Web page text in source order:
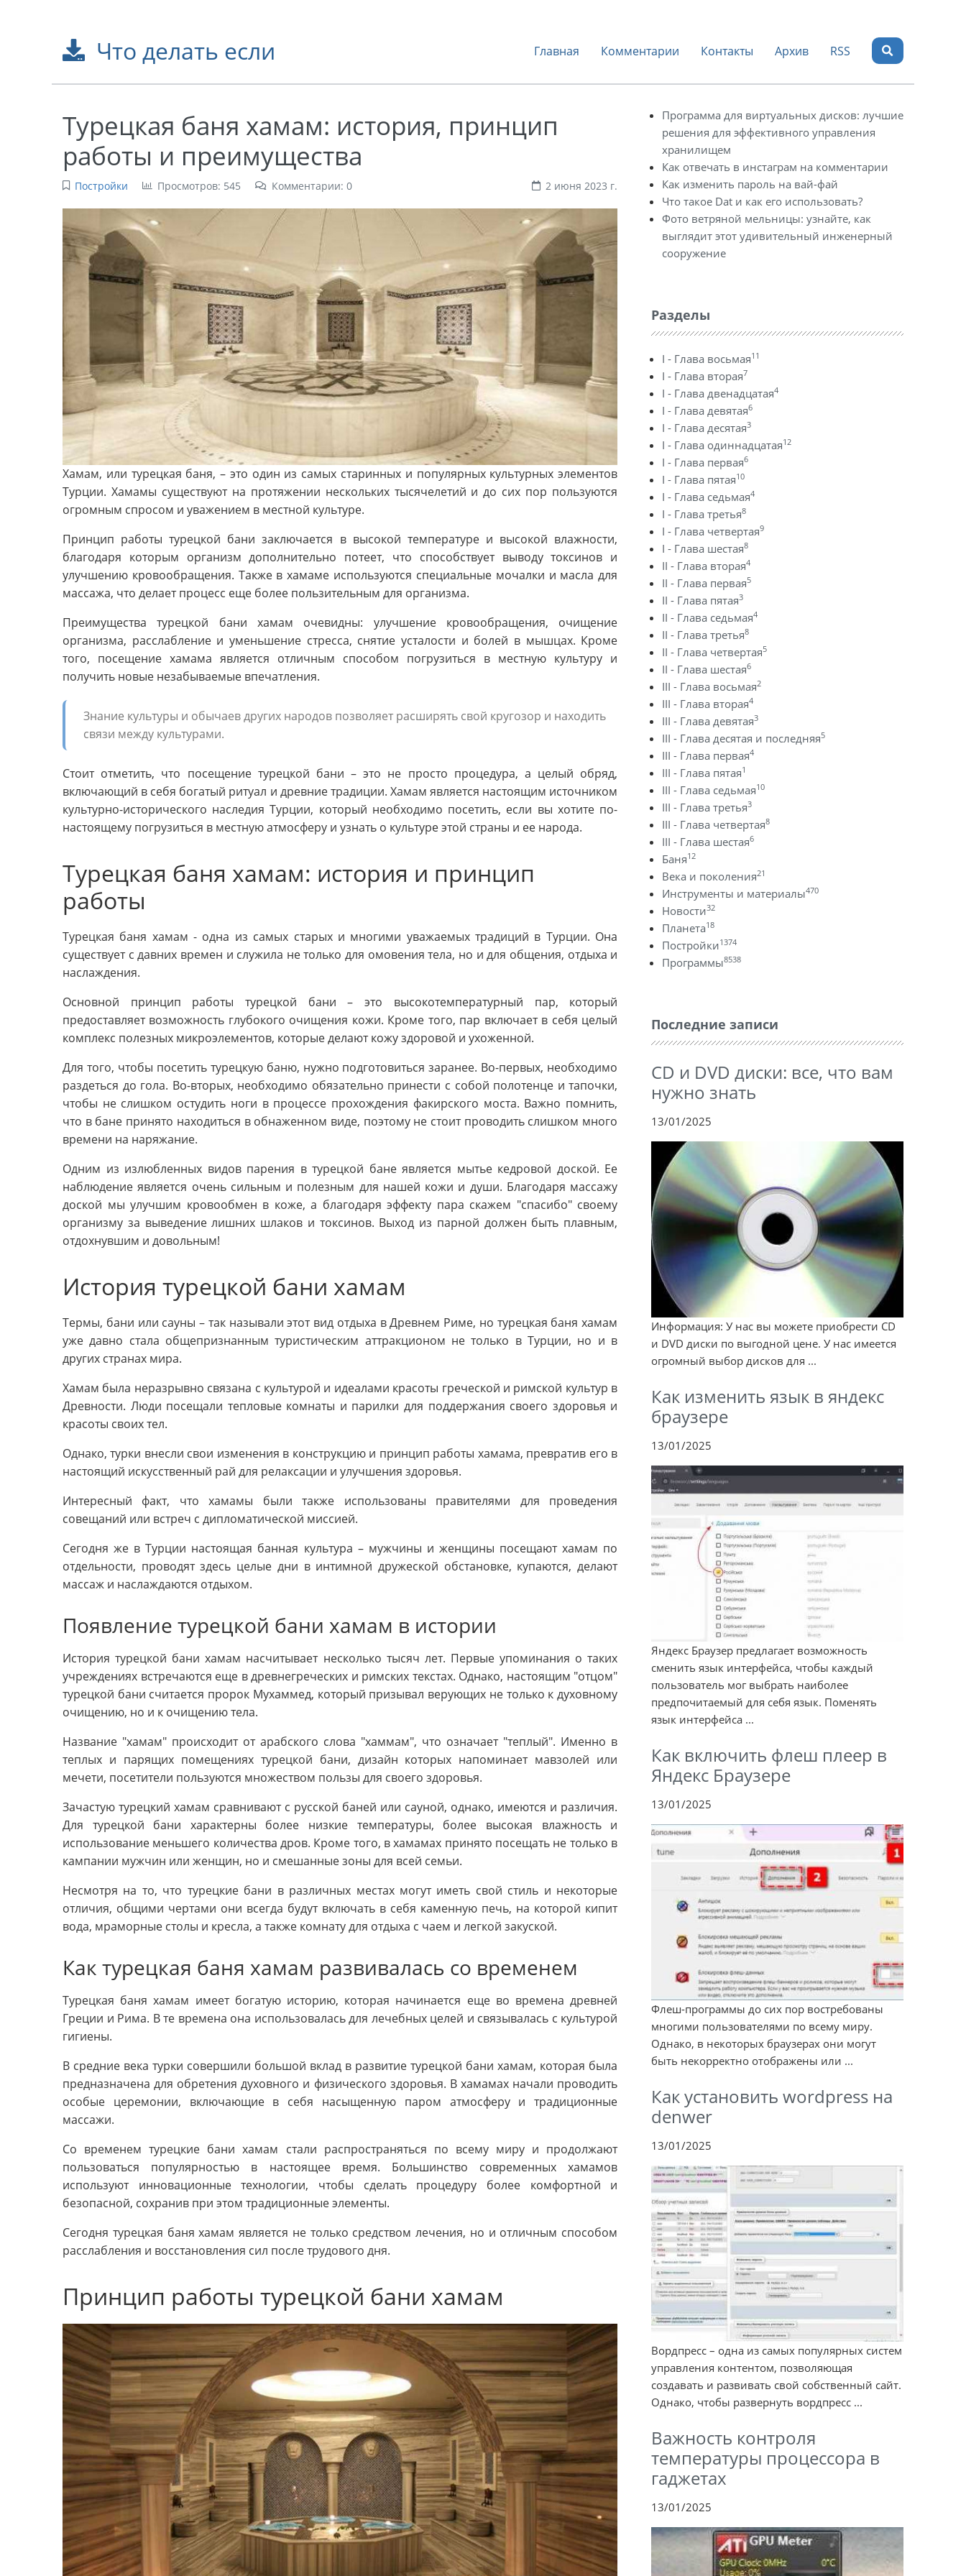
Что делать если Главная Комментарии Контакты Архив RSS
Турецкая баня хамам: история, принцип
работы и преимущества
Постройки Просмотров: 545 Комментарии: 0 2 июня 2023 г.
Хамам, или турецкая баня, – это один из самых старинных и популярных культурных элементов
Турции. Хамамы существуют на протяжении нескольких тысячелетий и до сих пор пользуются
огромным спросом и уважением в местной культуре.
Принцип работы турецкой бани заключается в высокой температуре и высокой влажности,
благодаря которым организм дополнительно потеет, что способствует выводу токсинов и
улучшению кровообращения. Также в хамаме используются специальные мочалки и масла для
массажа, что делает процесс еще более пользительным для организма.
Преимущества турецкой бани хамам очевидны: улучшение кровообращения, очищение
организма, расслабление и уменьшение стресса, снятие усталости и болей в мышцах. Кроме
того, посещение хамама является отличным способом погрузиться в местную культуру и
получить новые незабываемые впечатления.
Знание культуры и обычаев других народов позволяет расширять свой кругозор и находить
связи между культурами.
Стоит отметить, что посещение турецкой бани – это не просто процедура, а целый обряд,
включающий в себя богатый ритуал и древние традиции. Хамам является настоящим источником
культурно-исторического наследия Турции, который необходимо посетить, если вы хотите по-
настоящему погрузиться в местную атмосферу и узнать о культуре этой страны и ее народа.
Турецкая баня хамам: история и принцип
работы
Турецкая баня хамам - одна из самых старых и многими уважаемых традиций в Турции. Она
существует с давних времен и служила не только для омовения тела, но и для общения, отдыха и
наслаждения.
Основной принцип работы турецкой бани – это высокотемпературный пар, который
предоставляет возможность глубокого очищения кожи. Кроме того, пар включает в себя целый
комплекс полезных микроэлементов, которые делают кожу здоровой и ухоженной.
Для того, чтобы посетить турецкую баню, нужно подготовиться заранее. Во-первых, необходимо
раздеться до гола. Во-вторых, необходимо обязательно принести с собой полотенце и тапочки,
чтобы не слишком остудить ноги в процессе прохождения факирского моста. Важно помнить,
что в бане принято находиться в обнаженном виде, поэтому не стоит проводить слишком много
времени на наряжание.
Одним из излюбленных видов парения в турецкой бане является мытье кедровой доской. Ее
наблюдение является очень сильным и полезным для нашей кожи и души. Благодаря массажу
доской мы улучшим кровообмен в коже, а благодаря эффекту пара скажем "спасибо" своему
организму за выведение лишних шлаков и токсинов. Выход из парной должен быть плавным,
отдохнувшим и довольным!
История турецкой бани хамам
Термы, бани или сауны – так называли этот вид отдыха в Древнем Риме, но турецкая баня хамам
уже давно стала общепризнанным туристическим аттракционом не только в Турции, но и в
других странах мира.
Хамам была неразрывно связана с культурой и идеалами красоты греческой и римской культур в
Древности. Люди посещали тепловые комнаты и парилки для поддержания своего здоровья и
красоты своих тел.
Однако, турки внесли свои изменения в конструкцию и принцип работы хамама, превратив его в
настоящий искусственный рай для релаксации и улучшения здоровья.
Интересный факт, что хамамы были также использованы правителями для проведения
совещаний или встреч с дипломатической миссией.
Сегодня же в Турции настоящая банная культура – мужчины и женщины посещают хамам по
отдельности, проводят здесь целые дни в интимной дружеской обстановке, купаются, делают
массаж и наслаждаются отдыхом.
Появление турецкой бани хамам в истории
История турецкой бани хамам насчитывает несколько тысяч лет. Первые упоминания о таких
учреждениях встречаются еще в древнегреческих и римских текстах. Однако, настоящим "отцом"
турецкой бани считается пророк Мухаммед, который призывал верующих не только к духовному
очищению, но и к очищению тела.
Название "хамам" происходит от арабского слова "хаммам", что означает "теплый". Именно в
теплых и парящих помещениях турецкой бани, дизайн которых напоминает мавзолей или
мечети, посетители пользуются множеством пользы для своего здоровья.
Зачастую турецкий хамам сравнивают с русской баней или сауной, однако, имеются и различия.
Для турецкой бани характерны более низкие температуры, более высокая влажность и
использование меньшего количества дров. Кроме того, в хамамах принято посещать не только в
кампании мужчин или женщин, но и смешанные зоны для всей семьи.
Несмотря на то, что турецкие бани в различных местах могут иметь свой стиль и некоторые
отличия, общими чертами они всегда будут включать в себя каменную печь, на которой кипит
вода, мраморные столы и кресла, а также комнату для отдыха с чаем и легкой закуской.
Как турецкая баня хамам развивалась со временем
Турецкая баня хамам имеет богатую историю, которая начинается еще во времена древней
Греции и Рима. В те времена она использовалась для лечебных целей и связывалась с культурой
гигиены.
В средние века турки совершили большой вклад в развитие турецкой бани хамам, которая была
предназначена для обретения духовного и физического здоровья. В хамамах начали проводить
особые церемонии, включающие в себя насыщенную паром атмосферу и традиционные
массажи.
Со временем турецкие бани хамам стали распространяться по всему миру и продолжают
пользоваться популярностью в настоящее время. Большинство современных хамамов
используют инновационные технологии, чтобы сделать процедуру более комфортной и
безопасной, сохранив при этом традиционные элементы.
Сегодня турецкая баня хамам является не только средством лечения, но и отличным способом
расслабления и восстановления сил после трудового дня.
Принцип работы турецкой бани хамам
Программа для виртуальных дисков: лучшие
решения для эффективного управления
хранилищем
Как отвечать в инстаграм на комментарии
Как изменить пароль на вай-фай
Что такое Dat и как его использовать?
Фото ветряной мельницы: узнайте, как
выглядит этот удивительный инженерный
сооружение
Разделы
I - Глава восьмая11
I - Глава вторая7
I - Глава двенадцатая4
I - Глава девятая6
I - Глава десятая3
I - Глава одиннадцатая12
I - Глава первая6
I - Глава пятая10
I - Глава седьмая4
I - Глава третья8
I - Глава четвертая9
I - Глава шестая8
II - Глава вторая4
II - Глава первая5
II - Глава пятая3
II - Глава седьмая4
II - Глава третья8
II - Глава четвертая5
II - Глава шестая6
III - Глава восьмая2
III - Глава вторая4
III - Глава девятая3
III - Глава десятая и последняя5
III - Глава первая4
III - Глава пятая1
III - Глава седьмая10
III - Глава третья3
III - Глава четвертая8
III - Глава шестая6
Баня12
Века и поколения21
Инструменты и материалы470
Новости32
Планета18
Постройки1374
Программы8538
Последние записи
CD и DVD диски: все, что вам
нужно знать
13/01/2025
Информация: У нас вы можете приобрести CD
и DVD диски по выгодной цене. У нас имеется
огромный выбор дисков для ...
Как изменить язык в яндекс
браузере
13/01/2025
Яндекс Браузер предлагает возможность
сменить язык интерфейса, чтобы каждый
пользователь мог выбрать наиболее
предпочитаемый для себя язык. Поменять
язык интерфейса ...
Как включить флеш плеер в
Яндекс Браузере
13/01/2025
Флеш-программы до сих пор востребованы
многими пользователями по всему миру.
Однако, в некоторых браузерах они могут
быть некорректно отображены или ...
Как установить wordpress на
denwer
13/01/2025
Вордпресс – одна из самых популярных систем
управления контентом, позволяющая
создавать и развивать свой собственный сайт.
Однако, чтобы развернуть вордпресс ...
Важность контроля
температуры процессора в
гаджетах
13/01/2025